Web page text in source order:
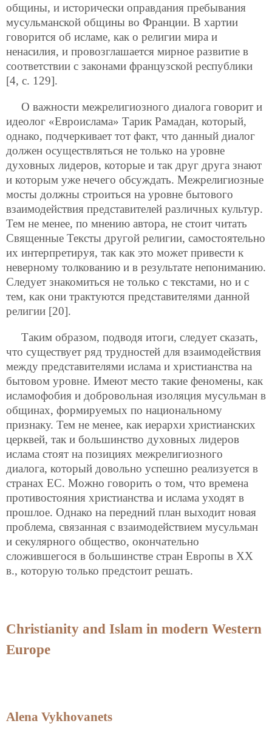
общины, и исторически оправдания пребывания
мусульманской общины во Франции. В хартии
говорится об исламе, как о религии мира и
ненасилия, и провозглашается мирное развитие в
соответствии с законами французской республики
[4, c. 129].
О важности межрелигиозного диалога говорит и
идеолог «Евроислама» Тарик Рамадан, который,
однако, подчеркивает тот факт, что данный диалог
должен осуществляться не только на уровне
духовных лидеров, которые и так друг друга знают
и которым уже нечего обсуждать. Межрелигиозные
мосты должны строиться на уровне бытового
взаимодействия представителей различных культур.
Тем не менее, по мнению автора, не стоит читать
Священные Тексты другой религии, самостоятельно
их интерпретируя, так как это может привести к
неверному толкованию и в результате непониманию.
Следует знакомиться не только с текстами, но и с
тем, как они трактуются представителями данной
религии [20].
Таким образом, подводя итоги, следует сказать,
что существует ряд трудностей для взаимодействия
между представителями ислама и христианства на
бытовом уровне. Имеют место такие феномены, как
исламофобия и добровольная изоляция мусульман в
общинах, формируемых по национальному
признаку. Тем не менее, как иерархи христианских
церквей, так и большинство духовных лидеров
ислама стоят на позициях межрелигиозного
диалога, который довольно успешно реализуется в
странах ЕС. Можно говорить о том, что времена
противостояния христианства и ислама уходят в
прошлое. Однако на передний план выходит новая
проблема, связанная с взаимодействием мусульман
и секулярного общество, окончательно
сложившегося в большинстве стран Европы в XX
в., которую только предстоит решать.
Christianity and Islam in modern Western
Europe
Alena Vykhovanets